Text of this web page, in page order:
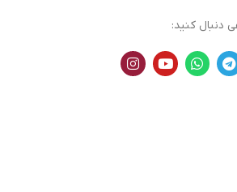
دنبال کنید: